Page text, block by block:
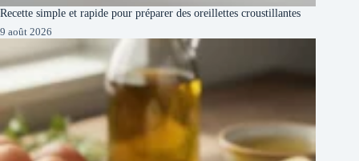
Recette simple et rapide pour préparer des oreillettes croustillantes
9 août 2026